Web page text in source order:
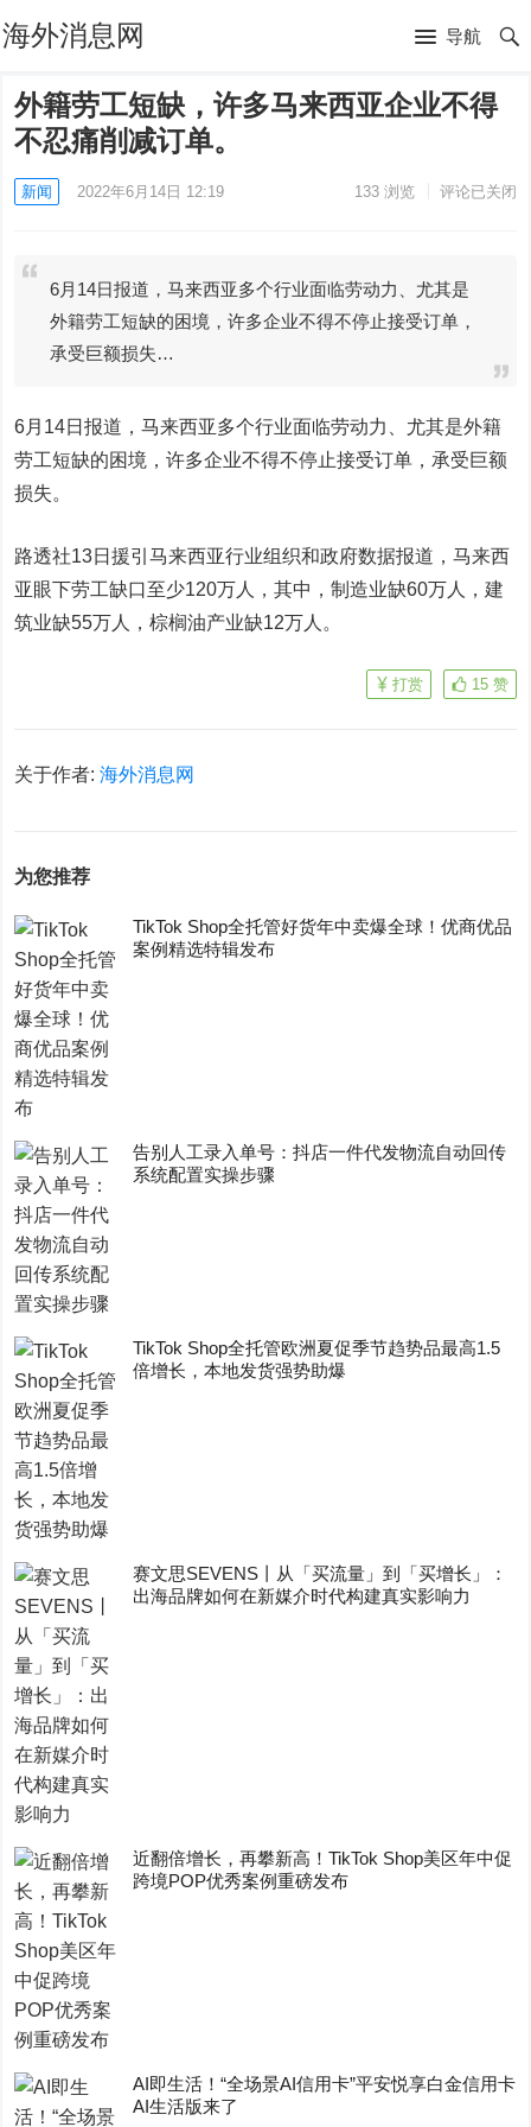
海外消息网 导航
外籍劳工短缺，许多马来西亚企业不得
不忍痛削减订单。
新闻 2022年6月14日 12:19 133浏览 评论已关闭
6月14日报道，马来西亚多个行业面临劳动力、尤其是
外籍劳工短缺的困境，许多企业不得不停止接受订单，
承受巨额损失…
6月14日报道，马来西亚多个行业面临劳动力、尤其是外籍
劳工短缺的困境，许多企业不得不停止接受订单，承受巨额
损失。
路透社13日援引马来西亚行业组织和政府数据报道，马来西
亚眼下劳工缺口至少120万人，其中，制造业缺60万人，建
筑业缺55万人，棕榈油产业缺12万人。
15 赞
打赏
关于作者:海外消息网
为您推荐
TikTok Shop全托管好货年中卖爆全球！优商优品
案例精选特辑发布
告别人工录入单号：抖店一件代发物流自动回传
系统配置实操步骤
TikTok Shop全托管欧洲夏促季节趋势品最高1.5
倍增长，本地发货强势助爆
赛文思SEVENS丨从「买流量」到「买增长」：
出海品牌如何在新媒介时代构建真实影响力
近翻倍增长，再攀新高！TikTok Shop美区年中促
跨境POP优秀案例重磅发布
AI即生活！“全场景AI信用卡”平安悦享白金信用卡
AI生活版来了